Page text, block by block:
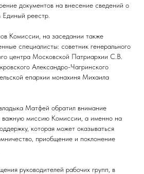
документов на внесение сведений о
Единый реестр.
Комиссии, на заседании также
специалисты: советник генерального
центра Московской Патриархии С.В.
Александро-Чагринского
епархии монахиня Михаила
Матфей обратил внимание
важную миссию Комиссии, а именно на
которая может оказываться
приобщение и поклонение
руководителей рабочих групп, в